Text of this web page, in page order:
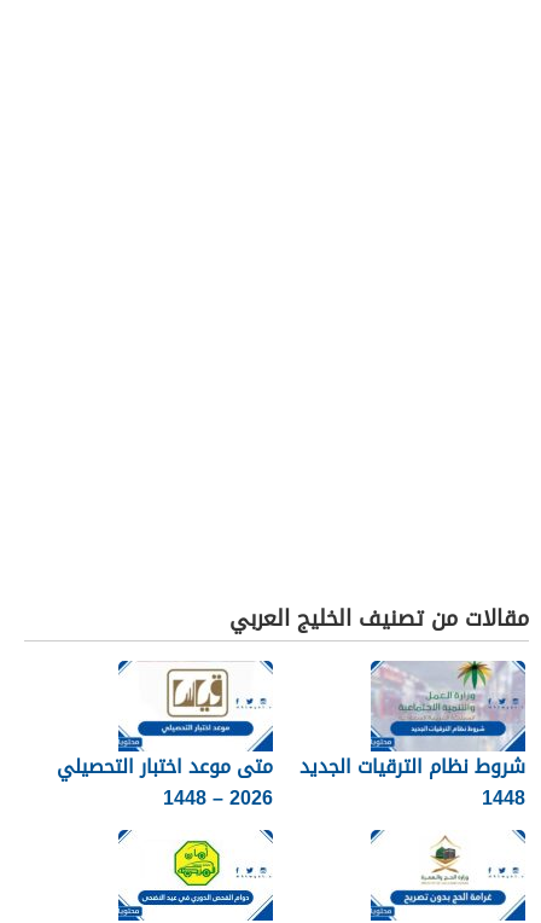
مقالات من تصنيف الخليج العربي
شروط نظام الترقيات الجديد
1448
متى موعد اختبار التحصيلي
2026 – 1448